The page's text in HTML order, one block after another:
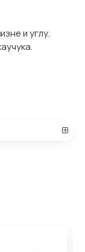
и углу.